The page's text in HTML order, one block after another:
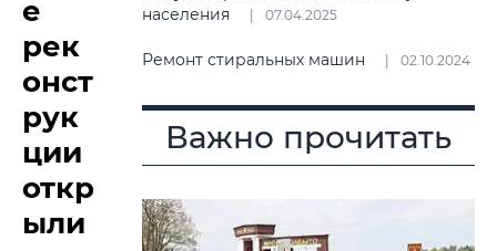
е
рек
онст
рук
ции
откр
ыли
населения
07.04.2025
Ремонт стиральных машин 02.10.2024
Важно прочитать